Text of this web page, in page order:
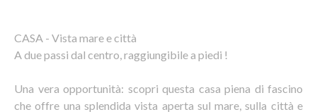
CASA - Vista mare e città
A due passi dal centro, raggiungibile a piedi !
Una vera opportunità: scopri questa casa piena di fascino
che offre una splendida vista aperta sul mare, sulla città e